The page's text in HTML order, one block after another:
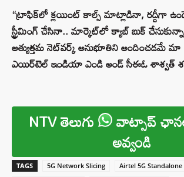
“ట్రాఫిక్‌లో క్లయింట్ కాల్స్ మాట్లాడినా, రద్దీగా
స్ట్రీమింగ్ చేసినా.. మార్కెట్‌లో క్యాబ్ బుక్
అత్యుత్తమ నెట్‌వర్క్ అనుభూతిని అందించడమే మా
ఎయిర్‌టెల్ ఇండియా ఎండి అండ్ సీఈఓ శాశ్వత్
NTV తెలుగు వాట్సాప్
అవ్వండి
TAGS 5G Network Slicing
Airtel 5G Standalone